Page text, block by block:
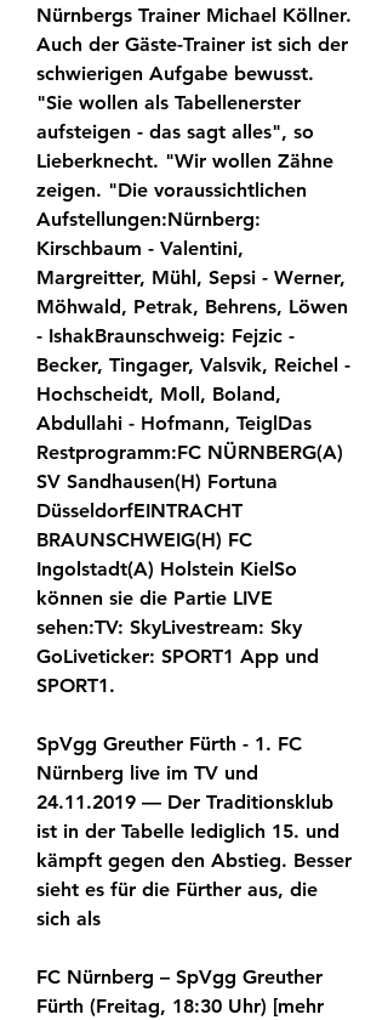
Nürnbergs Trainer Michael Köllner.
Auch der Gäste-Trainer ist sich der
schwierigen Aufgabe bewusst.
"Sie wollen als Tabellenerster
aufsteigen - das sagt alles", so
Lieberknecht. "Wir wollen Zähne
zeigen. "Die voraussichtlichen
Aufstellungen:Nürnberg:
Kirschbaum - Valentini,
Margreitter, Mühl, Sepsi - Werner,
Möhwald, Petrak, Behrens, Löwen
- IshakBraunschweig: Fejzic -
Becker, Tingager, Valsvik, Reichel -
Hochscheidt, Moll, Boland,
Abdullahi - Hofmann, TeiglDas
Restprogramm:FC NÜRNBERG(A)
SV Sandhausen(H) Fortuna
DüsseldorfEINTRACHT
BRAUNSCHWEIG(H) FC
Ingolstadt(A) Holstein KielSo
können sie die Partie LIVE
sehen:TV: SkyLivestream: Sky
GoLiveticker: SPORT1 App und
SPORT1.
SpVgg Greuther Fürth - 1. FC
Nürnberg live im TV und
24.11.2019 — Der Traditionsklub
ist in der Tabelle lediglich 15. und
kämpft gegen den Abstieg. Besser
sieht es für die Fürther aus, die
sich als
FC Nürnberg – SpVgg Greuther
Fürth (Freitag, 18:30 Uhr) [mehr